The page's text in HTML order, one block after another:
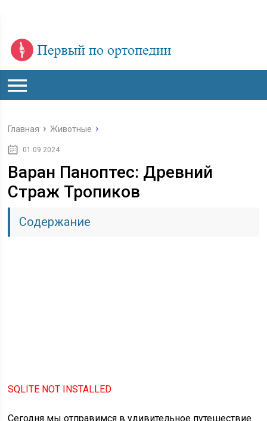
Главная Животные
01.09.2024
Варан Паноптес: Древний
Страж Тропиков
Содержание
SQLITE NOT INSTALLED
Сегодня мы отправимся в удивительное путешествие